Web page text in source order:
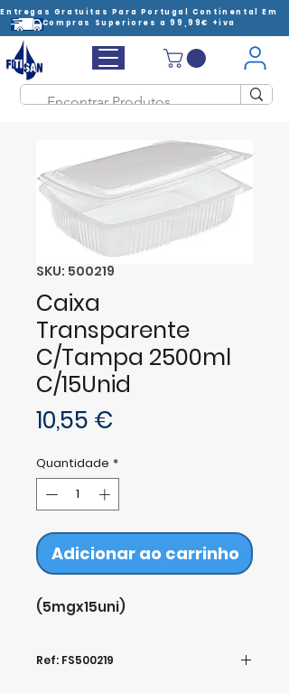
Entregas Gratuitas Para Portugal Continental Em
Compras Superiores a 99,99€ +iva
SKU: 500219
Caixa
Transparente
C/Tampa 2500ml
C/15Unid
10,55 €
Quantidade *
Adicionar ao carrinho
(5mgx15uni)
Ref: FS500219